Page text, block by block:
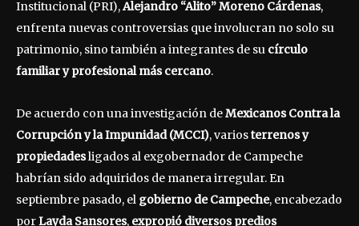
Institucional (PRI),Alejandro “Alito” Moreno Cárdenas,
enfrenta nuevas controversias que involucran no solo su
patrimonio, sino también a integrantes de su círculo
familiar y profesional más cercano.
De acuerdo con una investigación deMexicanos Contra la
Corrupción y la Impunidad (MCCI), variosterrenos y
propiedadesligados al exgobernador de Campeche
habrían sido adquiridos de manera irregular. En
septiembre pasado, el gobierno de Campeche, encabezado
porLayda Sansores, expropió diversos predios